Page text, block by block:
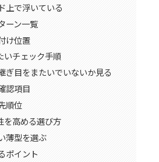
上で浮いている
ーン一覧
け位置
いチェック手順
ぎ目をまたいでいないか見る
認項目
順位
を高める選び方
薄型を選ぶ
ポイント